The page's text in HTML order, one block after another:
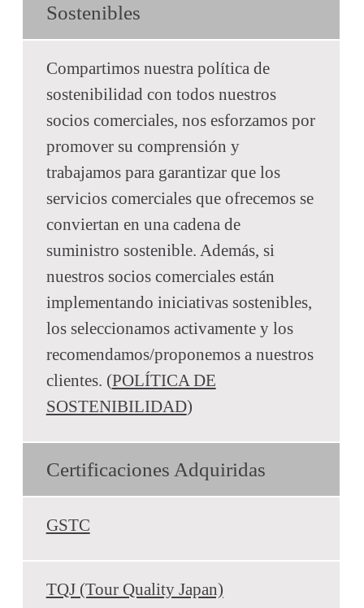
Sostenibles
Compartimos nuestra política de
sostenibilidad con todos nuestros
socios comerciales, nos esforzamos por
promover su comprensión y
trabajamos para garantizar que los
servicios comerciales que ofrecemos se
conviertan en una cadena de
suministro sostenible. Además, si
nuestros socios comerciales están
implementando iniciativas sostenibles,
los seleccionamos activamente y los
recomendamos/proponemos a nuestros
clientes. (POLÍTICA DE
SOSTENIBILIDAD)
Certificaciones Adquiridas
GSTC
TQJ (Tour Quality Japan)